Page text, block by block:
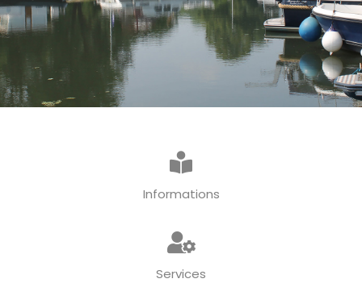
Informations
Services